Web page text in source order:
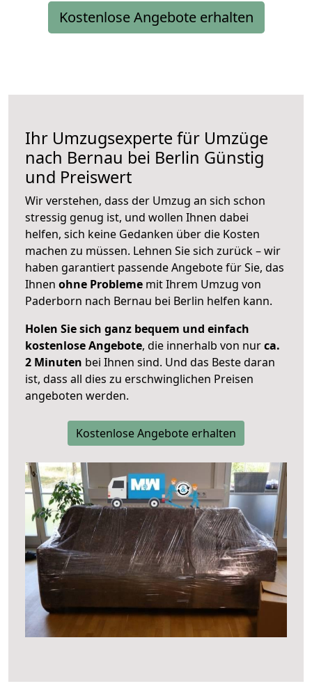
Kostenlose Angebote erhalten
Ihr Umzugsexperte für Umzüge
nach Bernau bei Berlin Günstig
und Preiswert
Wir verstehen, dass der Umzug an sich schon
stressig genug ist, und wollen Ihnen dabei
helfen, sich keine Gedanken über die Kosten
machen zu müssen. Lehnen Sie sich zurück – wir
haben garantiert passende Angebote für Sie, das
Ihnen ohne Probleme mit Ihrem Umzug von
Paderborn nach Bernau bei Berlin helfen kann.
Holen Sie sich ganz bequem und einfach
kostenlose Angebote, die innerhalb von nurca.
2 Minuten bei Ihnen sind. Und das Beste daran
ist, dass all dies zu erschwinglichen Preisen
angeboten werden.
Kostenlose Angebote erhalten